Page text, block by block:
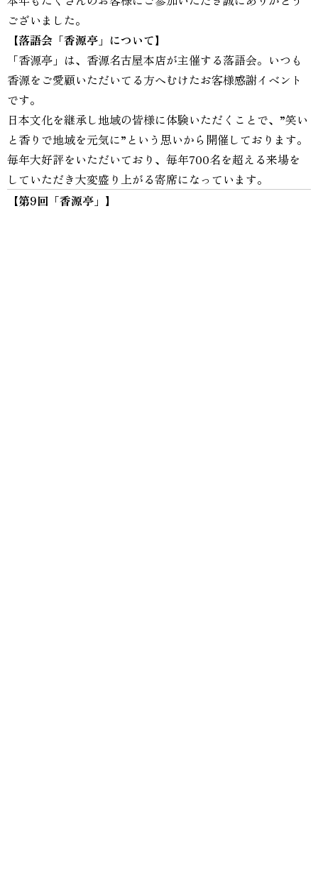
ございました。
【落語会「香源亭」について】
「香源亭」は、香源名古屋本店が主催する落語会。いつも
香源をご愛顧いただいてる方へむけたお客様感謝イベント
です。
日本文化を継承し地域の皆様に体験いただくことで、”笑い
と香りで地域を元気に”という思いから開催しております。
毎年大好評をいただいており、毎年700名を超える来場を
していただき大変盛り上がる寄席になっています。
【第9回「香源亭」】